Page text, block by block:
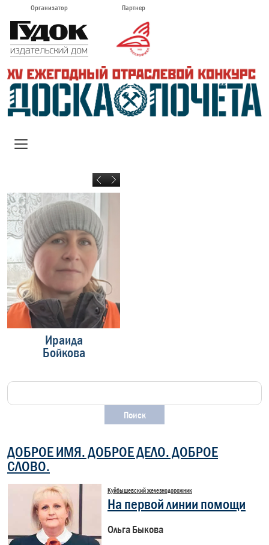
Организатор Партнер
Ираида
Бойкова
ДОБРОЕ ИМЯ. ДОБРОЕ ДЕЛО. ДОБРОЕ
СЛОВО.
Куйбышевский железнодорожник
На первой линии помощи
Ольга Быкова